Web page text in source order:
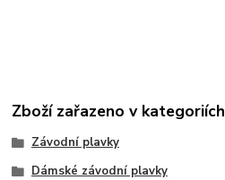
Zboží zařazeno v kategoriích
Závodní plavky
Dámské závodní plavky